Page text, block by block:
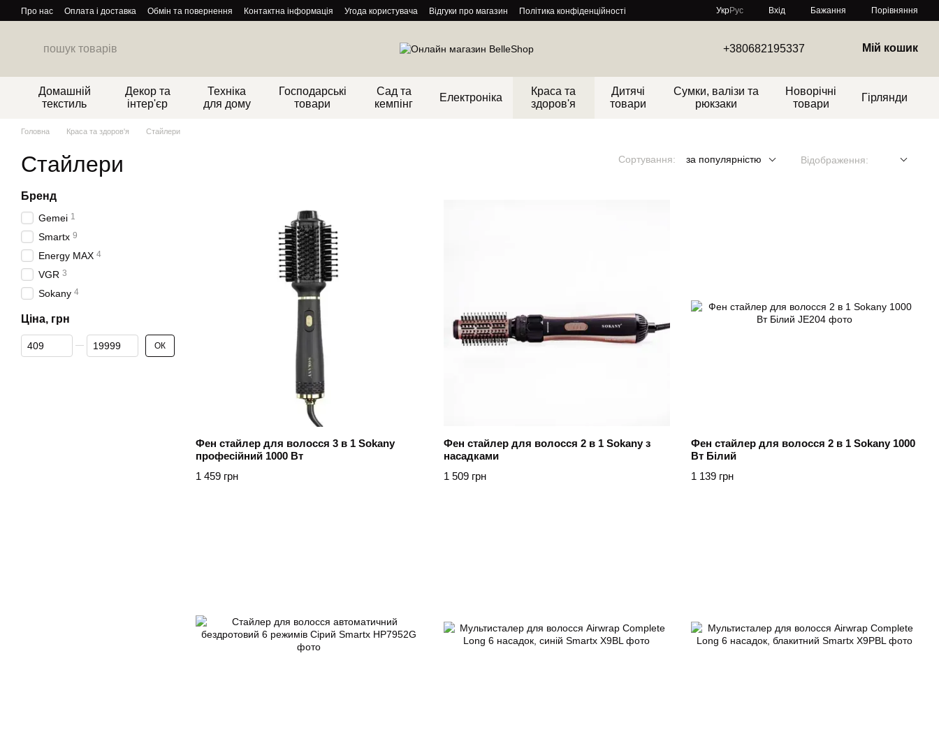
Перейти до основного контенту
Про нас Оплата і доставка Обмін та повернення Контактна інформація Угода користувача Відгуки про магазин Політика конфіденційності УкрРус Вхід Бажання Порівняння
+380682195337 Мій кошик
Домашній
текстиль
Декор та
інтер'єр
Техніка
для дому
Господарські
товари
Сад та
кемпінг
Електроніка
Краса та
здоров'я
Дитячі
товари
Сумки, валізи та
рюкзаки
Новорічні
товари
Гірлянди
Головна Краса та здоров'я Стайлери
Стайлери Сортування: за популярністю Відображення:
Фен стайлер для волосся 3 в 1 Sokany
професійний 1000 Вт
1 459 грн
Фен стайлер для волосся 2 в 1 Sokany з
насадками
1 509 грн
Фен стайлер для волосся 2 в 1 Sokany 1000
Вт Білий
1 139 грн
Бренд
Gemei 1
Smartx 9
Energy MAX 4
VGR 3
Sokany 4
Ціна, грн
Від Ціна, грн
До Ціна, грн ОК